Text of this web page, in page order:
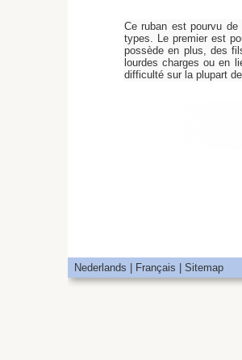
Ce ruban est pourvu
types. Le premier est
possède en plus, des
lourdes charges ou en
difficulté sur la plupart
Nederlands Français | Sitemap